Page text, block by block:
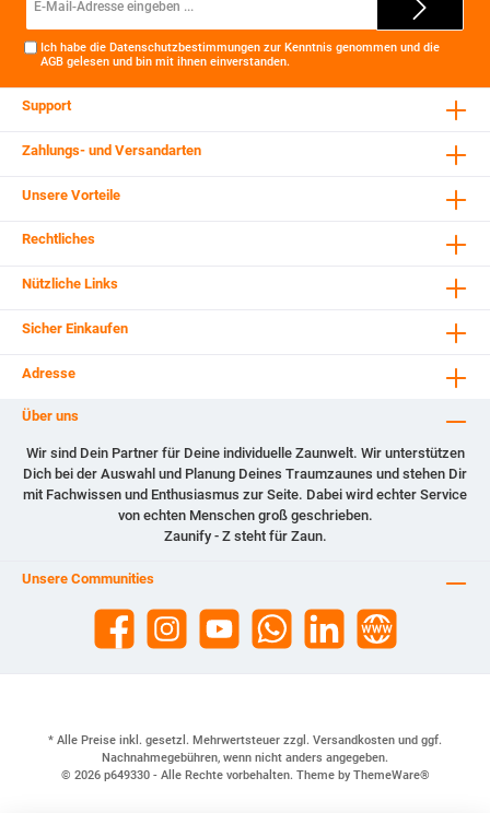
Ich habe die Datenschutzbestimmungen zur Kenntnis genommen und die
AGB gelesen und bin mit ihnen einverstanden.
Support
Zahlungs- und Versandarten
Unsere Vorteile
Rechtliches
Nützliche Links
Sicher Einkaufen
Adresse
Über uns
Wir sind Dein Partner für Deine individuelle Zaunwelt. Wir unterstützen
Dich bei der Auswahl und Planung Deines Traumzaunes und stehen Dir
mit Fachwissen und Enthusiasmus zur Seite. Dabei wird echter Service
von echten Menschen groß geschrieben.
Zaunify - Z steht für Zaun.
Unsere Communities
* Alle Preise inkl. gesetzl. Mehrwertsteuer zzgl. Versandkosten und ggf.
Nachnahmegebühren, wenn nicht anders angegeben.
© 2026 p649330 - Alle Rechte vorbehalten. Theme by ThemeWare®